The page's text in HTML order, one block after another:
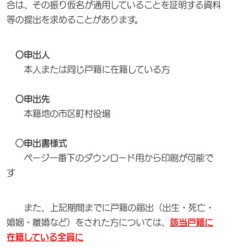
合は、その振り仮名が通用していることを証明する資料
等の提出を求めることがあります。
〇申出人
本人または同じ戸籍に在籍している方
〇申出先
本籍地の市区町村役場
○申出書様式
ページ一番下のダウンロード用から印刷が可能で
す
また、上記期間までに戸籍の届出（出生・死亡・
婚姻・離婚など）をされた方については、 該当戸籍に
在籍している全員に